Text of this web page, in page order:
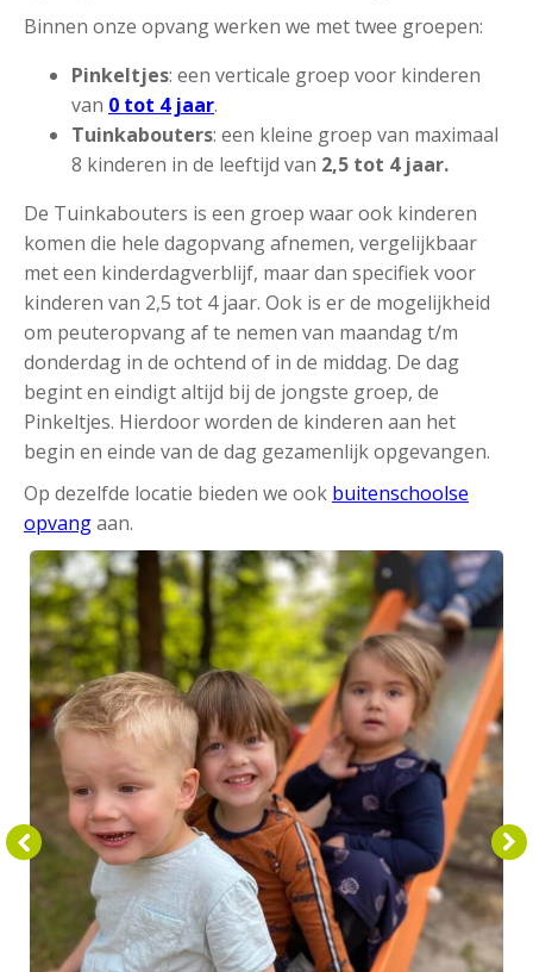
Binnen onze opvang werken we met twee groepen:
Pinkeltjes: een verticale groep voor kinderen
van 0 tot 4 jaar.
Tuinkabouters: een kleine groep van maximaal
8 kinderen in de leeftijd van 2,5 tot 4 jaar.
De Tuinkabouters is een groep waar ook kinderen
komen die hele dagopvang afnemen, vergelijkbaar
met een kinderdagverblijf, maar dan specifiek voor
kinderen van 2,5 tot 4 jaar. Ook is er de mogelijkheid
om peuteropvang af te nemen van maandag t/m
donderdag in de ochtend of in de middag. De dag
begint en eindigt altijd bij de jongste groep, de
Pinkeltjes. Hierdoor worden de kinderen aan het
begin en einde van de dag gezamenlijk opgevangen.
Op dezelfde locatie bieden we ook buitenschoolse
opvangaan.